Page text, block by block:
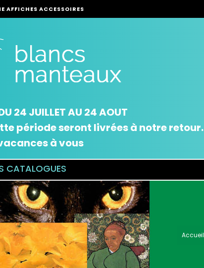
AFFICHES ACCESSOIRES
24 JUILLET AU 24 AOUT
période seront livrées à notre retour.
à vous
CATALOGUES
Accueil